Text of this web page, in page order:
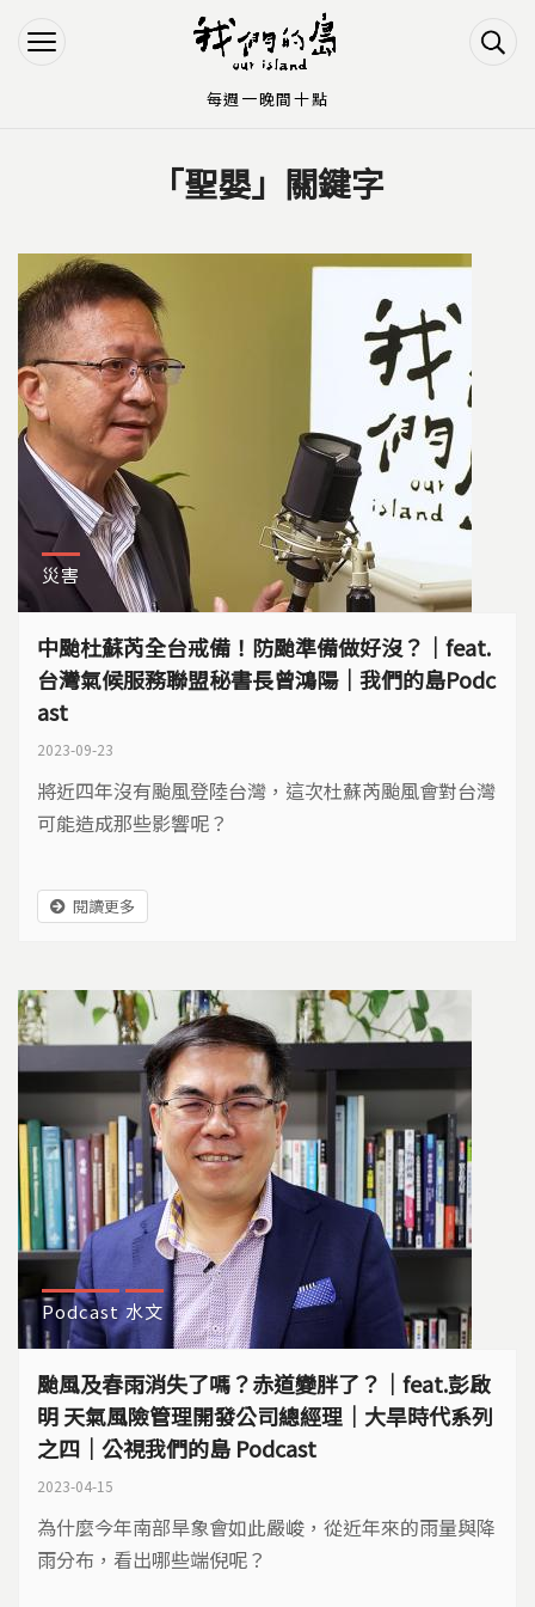
Jump to Navigation
Jump to Main content
「聖嬰」關鍵字
災害
中颱杜蘇芮全台戒備！防颱準備做好沒？｜feat.
台灣氣候服務聯盟秘書長曾鴻陽｜我們的島Podc
ast
2023-09-23
將近四年沒有颱風登陸台灣，這次杜蘇芮颱風會對台灣
可能造成那些影響呢？
閱讀更多
Podcast 水文
颱風及春雨消失了嗎？赤道變胖了？｜feat.彭啟
明 天氣風險管理開發公司總經理｜大旱時代系列
之四｜公視我們的島 Podcast
2023-04-15
為什麼今年南部旱象會如此嚴峻，從近年來的雨量與降
雨分布，看出哪些端倪呢？
每週一晚間十點